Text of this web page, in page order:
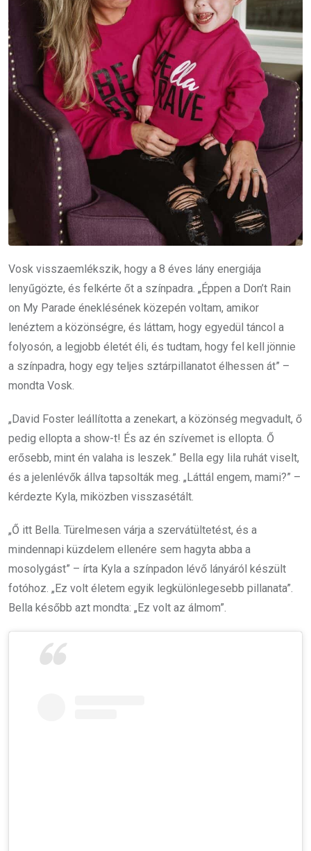
Vosk visszaemlékszik, hogy a 8 éves lány energiája
lenyűgözte, és felkérte őt a színpadra. „Éppen a Don’t Rain
on My Parade éneklésének közepén voltam, amikor
lenéztem a közönségre, és láttam, hogy egyedül táncol a
folyosón, a legjobb életét éli, és tudtam, hogy fel kell jönnie
a színpadra, hogy egy teljes sztárpillanatot élhessen át” –
mondta Vosk.
„David Foster leállította a zenekart, a közönség megvadult, ő
pedig ellopta a show-t! És az én szívemet is ellopta. Ő
erősebb, mint én valaha is leszek.” Bella egy lila ruhát viselt,
és a jelenlévők állva tapsolták meg. „Láttál engem, mami?” –
kérdezte Kyla, miközben visszasétált.
„Ő itt Bella. Türelmesen várja a szervátültetést, és a
mindennapi küzdelem ellenére sem hagyta abba a
mosolygást” – írta Kyla a színpadon lévő lányáról készült
fotóhoz. „Ez volt életem egyik legkülönlegesebb pillanata”.
Bella később azt mondta: „Ez volt az álmom”.